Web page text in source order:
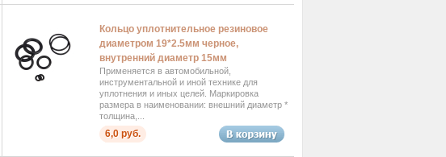
Кольцо уплотнительное резиновое
диаметром 19*2.5мм черное,
внутренний диаметр 15мм
Применяется в автомобильной,
инструментальной и иной технике для
уплотнения и иных целей. Маркировка
размера в наименовании: внешний диаметр *
толщина,...
6,0 руб.